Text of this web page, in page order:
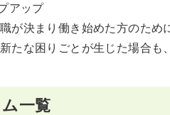
アップ
が決まり働き始めた方のため
たな困りごとが生じた場合も
一覧